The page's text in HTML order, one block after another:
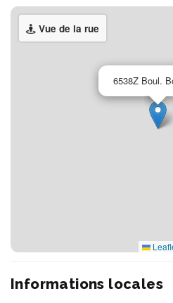
Vue de la rue
6538Z Boul.
Informations locales